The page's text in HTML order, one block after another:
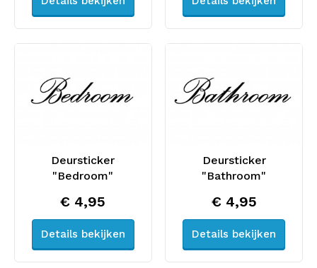
Deursticker
"Bedroom"
€ 4,95
Details bekijken
Deursticker
"Bathroom"
€ 4,95
Details bekijken